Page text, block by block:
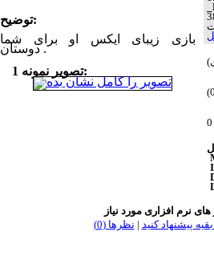
توضیح:
بازی زیبای ایکس او برای شما
دوستان .
تصویر نمونه 1:
پیشنهاد کنید | نظر‌ها (0)